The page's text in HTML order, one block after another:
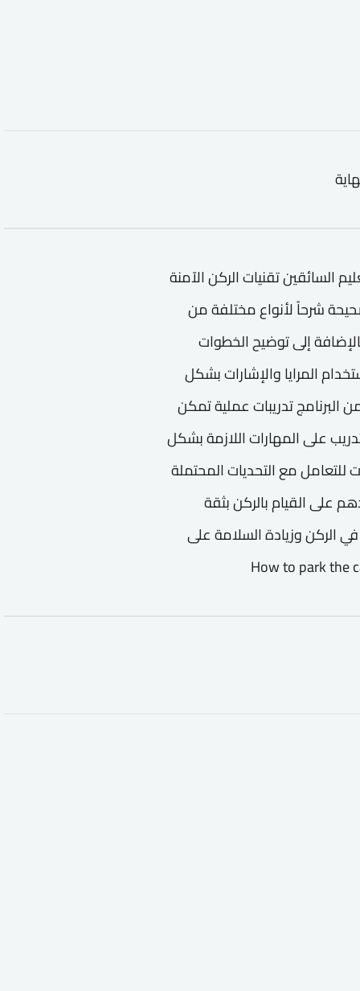
السائقين تقنيات الركن الآمنة
شرحاً لأنواع مختلفة من
إلى توضيح الخطوات
المرايا والإشارات بشكل
تدريبات عملية تمكن
على المهارات اللازمة بشكل
للتعامل مع التحديات المحتملة
على القيام بالركن بثقة
الركن وزيادة السلامة على